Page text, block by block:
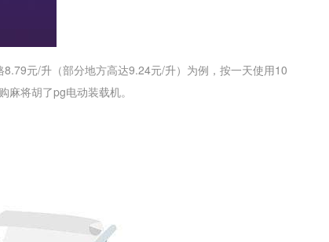
元/升（部分地方高达9.24元/升）为例，按一天使用10
麻将胡了pg电动装载机。